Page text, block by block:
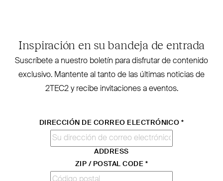
Inspiración en su bandeja de entrada
Sus­críbete a nuestro boletín para disfrutar de contenido
exclusivo. Mantente al tanto de las últimas noticias de
2TEC2y recibe invi­taciones a eventos.
DIRECCIÓN DE CORREO ELECTRÓNICO *
ADDRESS
ZIP / POSTAL CODE *